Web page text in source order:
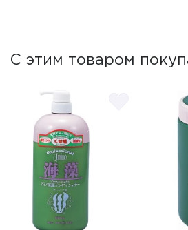
С этим товаром